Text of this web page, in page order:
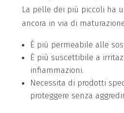
La pelle dei più piccoli ha
ancora in via di
È più permeabile alle
È più suscettibile a
infiammazioni.
Necessita di prodotti
proteggere senza